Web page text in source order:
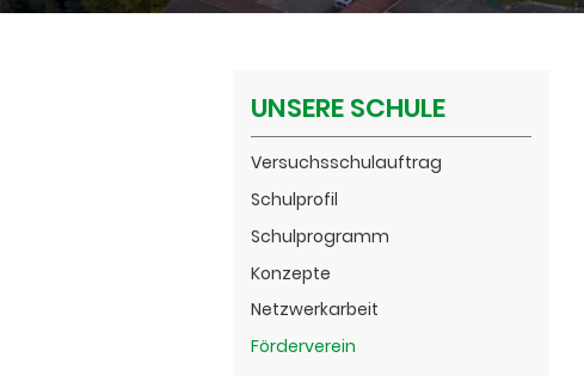
UNSERE SCHULE
Versuchsschulauftrag
Schulprofil
Schulprogramm
Konzepte
Netzwerkarbeit
Förderverein